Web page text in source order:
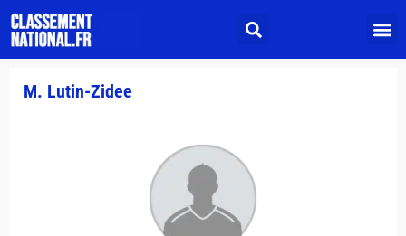
M. Lutin-Zidee